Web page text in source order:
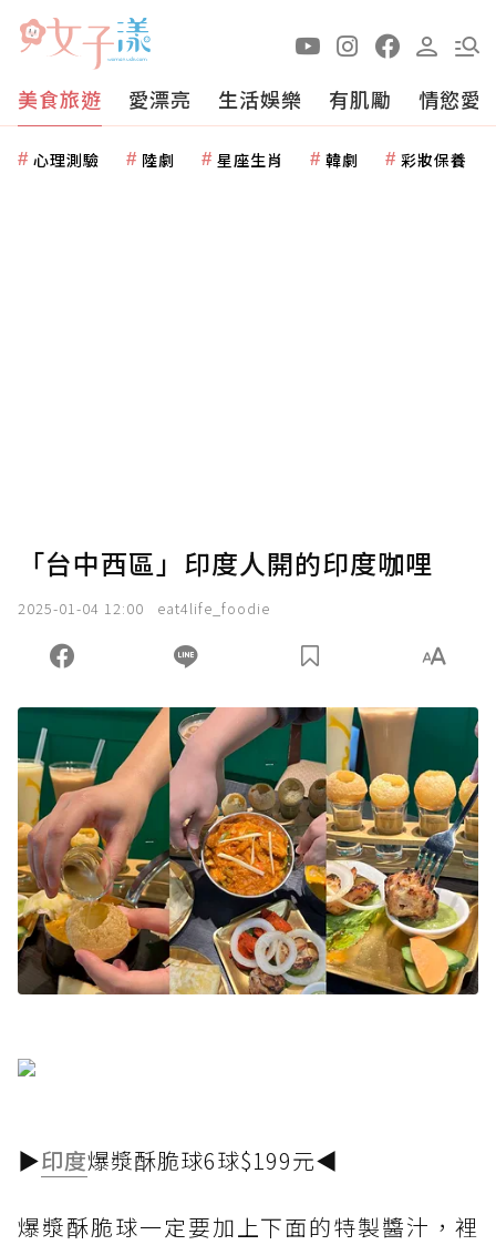
美食旅遊 愛漂亮 生活娛樂 有肌勵 情慾愛
心理測驗 陸劇 星座生肖 韓劇 彩妝保養
「台中西區」印度人開的印度咖哩
2025-01-04 12:00 eat4life_foodie
▶印度爆漿酥脆球6球$199元◀
爆漿酥脆球一定要加上下面的特製醬汁，裡